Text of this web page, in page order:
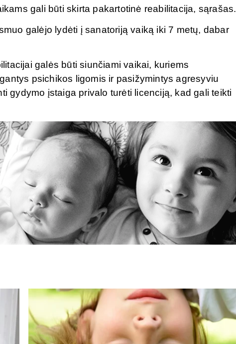
gali būti skirta pakartotinė reabilitacija, sąrašas.
galėjo lydėti į sanatoriją vaiką iki 7 metų, dabar
galės būti siunčiami vaikai, kuriems
psichikos ligomis ir pasižymintys agresyviu
gydymo įstaiga privalo turėti licenciją, kad gali teikti